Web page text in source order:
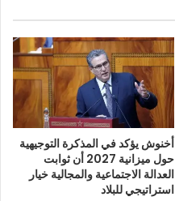
أخنوش يؤكد في المذكرة التوجيهية
حول ميزانية 2027 أن ثوابت
العدالة الاجتماعية والمجالية خيار
استراتيجي للبلاد